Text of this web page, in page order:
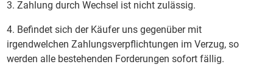
3. Zahlung durch Wechsel ist nicht zulässig.
4. Befindet sich der Käufer uns gegenüber mit
irgendwelchen Zahlungsverpflichtungen im Verzug, so
werden alle bestehenden Forderungen sofort fällig.